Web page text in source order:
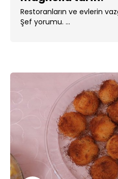
Restoranların ve evlerin
Şef yorumu. ...